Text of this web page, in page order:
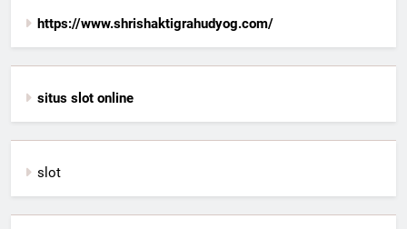
https://www.shrishaktigrahudyog.com/
situs slot online
slot